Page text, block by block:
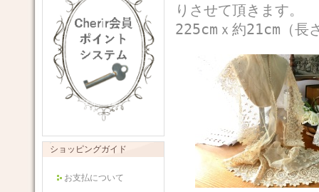
ショッピングガイド
お支払について
りさせて頂きま
225cmｘ約21cm（長